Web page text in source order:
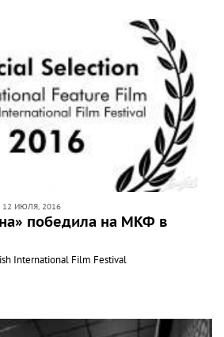
12 ИЮЛЯ, 2016
победила на МКФ в
International Film Festival